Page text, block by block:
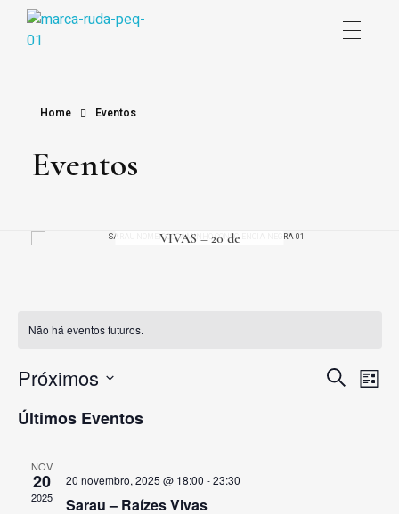
Home Eventos
Eventos
VIVAS – 20 de
Não há eventos futuros.
Procurar
Lista
Próximos
a
Últimos Eventos
NOV
20
2025
20 novembro, 2025 @ 18:00 -23:30
Sarau – Raízes Vivas